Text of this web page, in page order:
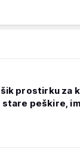
prostirku za
stare peškire,